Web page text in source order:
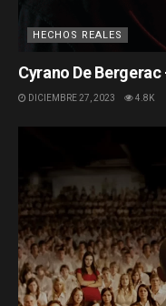
HECHOS REALES
Cyrano De
DICIEMBRE 27, 2023 4.8K